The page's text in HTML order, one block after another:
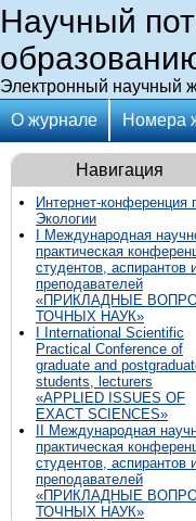
Научный
Электронный научный
О журнале
Номера
Навигация
Интернет-конференция
Экологии
I Международная
практическая
студентов, аспирантов
преподавателей
«ПРИКЛАДНЫЕ
ТОЧНЫХ НАУК»
I International Scientific
Practical Conference of
graduate and
students, lecturers
«APPLIED ISSUES OF
EXACT SCIENCES»
II Международная
практическая
студентов, аспирантов
преподавателей
«ПРИКЛАДНЫЕ
ТОЧНЫХ НАУК»